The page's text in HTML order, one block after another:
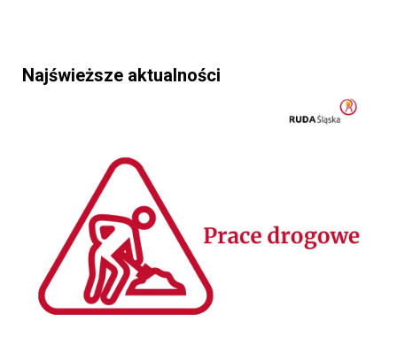
Najświeższe aktualności